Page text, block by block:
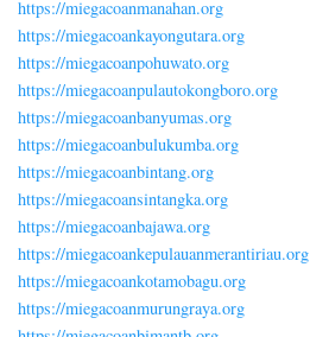
https://miegacoanmanahan.org
https://miegacoankayongutara.org
https://miegacoanpohuwato.org
https://miegacoanpulautokongboro.org
https://miegacoanbanyumas.org
https://miegacoanbulukumba.org
https://miegacoanbintang.org
https://miegacoansintangka.org
https://miegacoanbajawa.org
https://miegacoankepulauanmerantiriau.org
https://miegacoankotamobagu.org
https://miegacoanmurungraya.org